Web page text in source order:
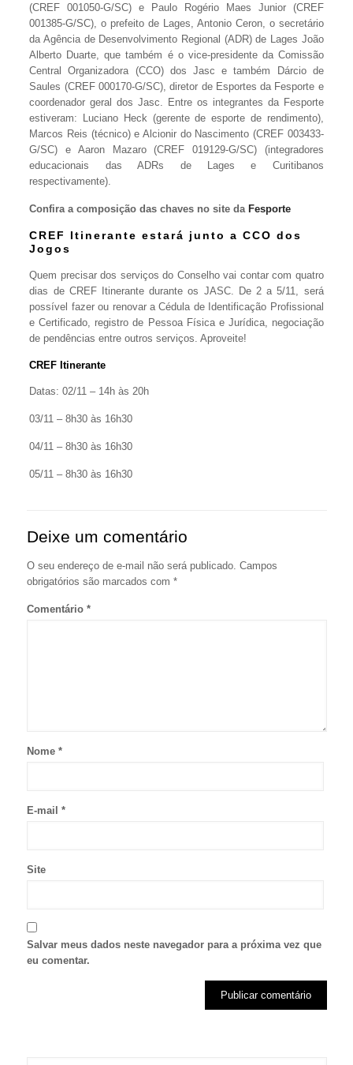
(CREF 001050-G/SC) e Paulo Rogério Maes Junior (CREF
001385-G/SC), o prefeito de Lages, Antonio Ceron, o secretário
da Agência de Desenvolvimento Regional (ADR) de Lages João
Alberto Duarte, que também é o vice-presidente da Comissão
Central Organizadora (CCO) dos Jasc e também Dárcio de
Saules (CREF 000170-G/SC), diretor de Esportes da Fesporte e
coordenador geral dos Jasc. Entre os integrantes da Fesporte
estiveram: Luciano Heck (gerente de esporte de rendimento),
Marcos Reis (técnico) e Alcionir do Nascimento (CREF 003433-
G/SC) e Aaron Mazaro (CREF 019129-G/SC) (integradores
educacionais das ADRs de Lages e Curitibanos
respectivamente).
Confira a composição das chaves no site da Fesporte
CREF Itinerante estará junto a CCO dos
Jogos
Quem precisar dos serviços do Conselho vai contar com quatro
dias de CREF Itinerante durante os JASC. De 2 a 5/11, será
possível fazer ou renovar a Cédula de Identificação Profissional
e Certificado, registro de Pessoa Física e Jurídica, negociação
de pendências entre outros serviços. Aproveite!
CREF Itinerante
Datas: 02/11 – 14h às 20h
03/11 – 8h30 às 16h30
04/11 – 8h30 às 16h30
05/11 – 8h30 às 16h30
Deixe um comentário
O seu endereço de e-mail não será publicado. Campos
obrigatórios são marcados com *
Comentário *
Nome *
E-mail *
Site
Salvar meus dados neste navegador para a próxima vez que
eu comentar.